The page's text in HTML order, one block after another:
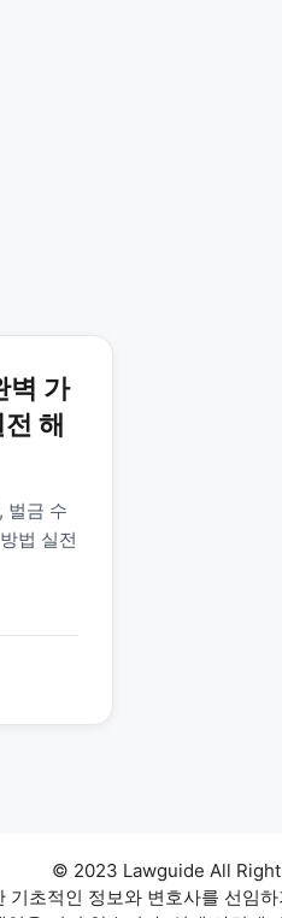
벽 가
해
벌금 수
법 실전
© 2023 Lawguide All
초적인 정보와 변호사를 선임